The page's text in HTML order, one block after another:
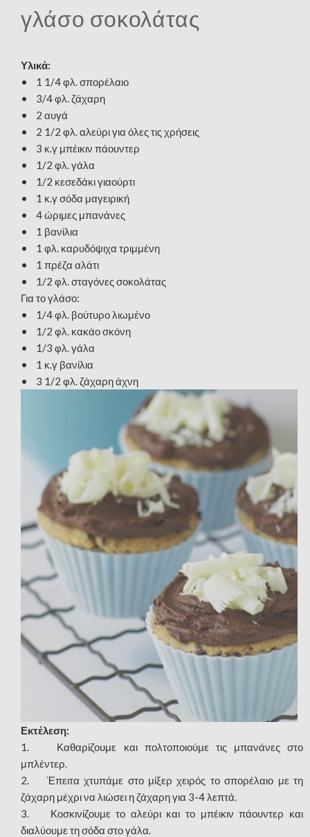
γλάσο σοκολάτας
Υλικά:
• 1 1/4 φλ. σπορέλαιο
• 3/4 φλ. ζάχαρη
• 2 αυγά
• 2 1/2 φλ. αλεύρι για όλες τις χρήσεις
• 3 κ.γ μπέικιν πάουντερ
• 1/2 φλ. γάλα
• 1/2 κεσεδάκι γιαούρτι
• 1 κ.γ σόδα μαγειρική
• 4 ώριμες μπανάνες
• 1 βανίλια
• 1 φλ. καρυδόψιχα τριμμένη
• 1 πρέζα αλάτι
• 1/2 φλ. σταγόνες σοκολάτας
Για το γλάσο:
• 1/4 φλ. βούτυρο λιωμένο
• 1/2 φλ. κακάο σκόνη
• 1/3 φλ. γάλα
• 1 κ.γ βανίλια
• 3 1/2 φλ. ζάχαρη άχνη
Εκτέλεση:
1. Καθαρίζουμε και πολτοποιούμε τις μπανάνες στο
μπλέντερ.
2. Έπειτα χτυπάμε στο μίξερ χειρός το σπορέλαιο με τη
ζάχαρη μέχρι να λιώσει η ζάχαρη για 3-4 λεπτά.
3. Κοσκινίζουμε το αλεύρι και το μπέικιν πάουντερ και
διαλύουμε τη σόδα στο γάλα.